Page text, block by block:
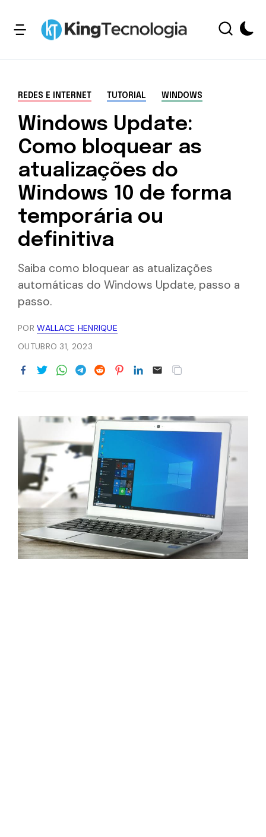
REDES E INTERNET TUTORIAL WINDOWS
Windows Update:
Como bloquear as
atualizações do
Windows 10 de forma
temporária ou
definitiva
Saiba como bloquear as atualizações
automáticas do Windows Update, passo a
passo.
PORWALLACE HENRIQUE
OUTUBRO 31, 2023